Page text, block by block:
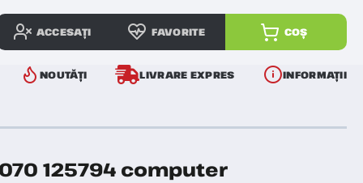
ACCESAȚI FAVORITE COȘ
NOUTĂȚI LIVRARE EXPRES INFORMAȚII
125794 computer